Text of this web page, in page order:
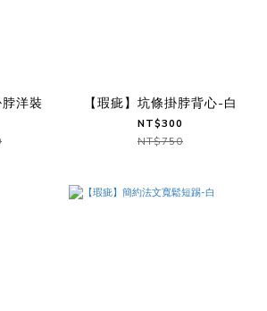
洋裝 【瑕疵】坑條掛脖背心-白
NT$300
NT$750